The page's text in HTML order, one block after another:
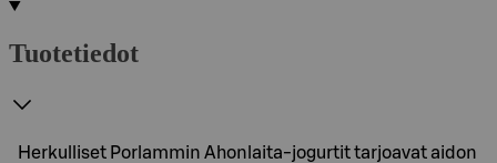
Tuotetiedot
Herkulliset Porlammin Ahonlaita-jogurtit tarjoavat aidon